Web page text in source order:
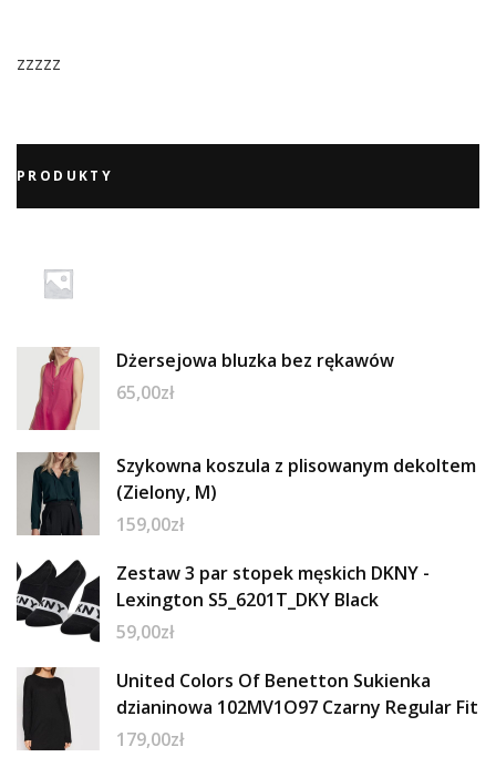
zzzzz
PRODUKTY
Dżersejowa bluzka bez rękawów
65,00zł
Szykowna koszula z plisowanym dekoltem
(Zielony, M)
159,00zł
Zestaw 3 par stopek męskich DKNY -
Lexington S5_6201T_DKY Black
59,00zł
United Colors Of Benetton Sukienka
dzianinowa 102MV1O97 Czarny Regular Fit
179,00zł